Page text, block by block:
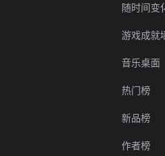
随时间变
游戏成就
音乐桌面
热门榜
新品榜
作者榜